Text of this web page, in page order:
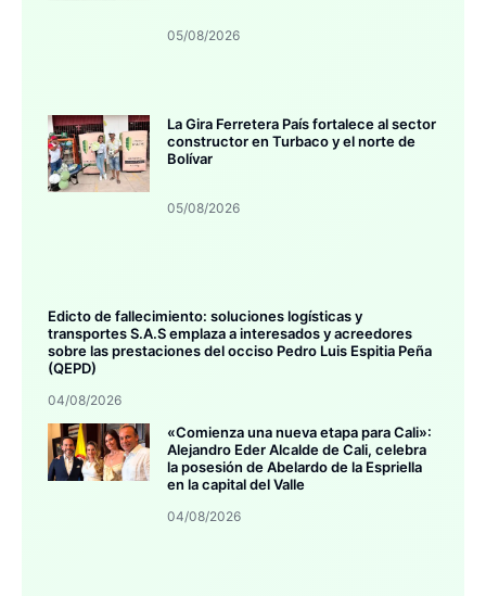
05/08/2026
La Gira Ferretera País fortalece al sector
constructor en Turbaco y el norte de
Bolívar
05/08/2026
Edicto de fallecimiento: soluciones logísticas y
transportes S.A.S emplaza a interesados y acreedores
sobre las prestaciones del occiso Pedro Luis Espitia Peña
(QEPD)
04/08/2026
«Comienza una nueva etapa para Cali»:
Alejandro Eder Alcalde de Cali, celebra
la posesión de Abelardo de la Espriella
en la capital del Valle
04/08/2026